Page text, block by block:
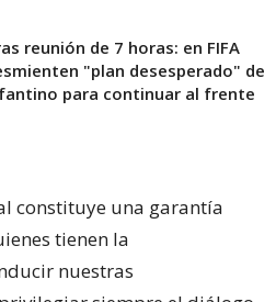
reunión de 7 horas: en FIFA
"plan desesperado" de
para continuar al frente
constituye una garantía
tienen la
nuestras